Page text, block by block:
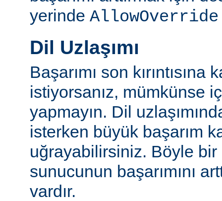
yerinde AllowOverride
Dil Uzlaşımı
Başarımı son kırıntısına
istiyorsanız, mümkünse
yapmayın. Dil
isterken büyük başarım
uğrayabilirsiniz. Böyle bir
sunucunun başarımını
vardır.